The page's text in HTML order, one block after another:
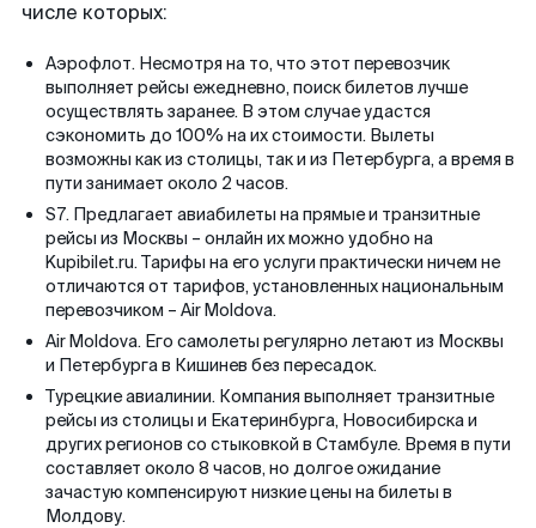
числе которых:
Аэрофлот. Несмотря на то, что этот перевозчик
выполняет рейсы ежедневно, поиск билетов лучше
осуществлять заранее. В этом случае удастся
сэкономить до 100% на их стоимости. Вылеты
возможны как из столицы, так и из Петербурга, а время в
пути занимает около 2 часов.
S7. Предлагает авиабилеты на прямые и транзитные
рейсы из Москвы – онлайн их можно удобно на
Kupibilet.ru. Тарифы на его услуги практически ничем не
отличаются от тарифов, установленных национальным
перевозчиком – Air Moldova.
Air Moldova. Его самолеты регулярно летают из Москвы
и Петербурга в Кишинев без пересадок.
Турецкие авиалинии. Компания выполняет транзитные
рейсы из столицы и Екатеринбурга, Новосибирска и
других регионов со стыковкой в Стамбуле. Время в пути
составляет около 8 часов, но долгое ожидание
зачастую компенсируют низкие цены на билеты в
Молдову.